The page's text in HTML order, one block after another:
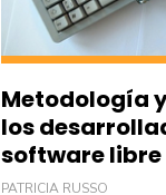
Metodología
los
software libre
PATRICIA RUSSO